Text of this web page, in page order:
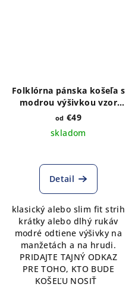
Folklórna pánska košeľa s
modrou výšivkou vzor
Kristián
od €49
skladom
hodnotenie
produktu
z
5
hviezdičiek.
Detail
klasický alebo slim fit strih
krátky alebo dlhý rukáv
modré odtiene výšivky na
manžetách a na hrudi.
PRIDAJTE TAJNÝ ODKAZ
PRE TOHO, KTO BUDE
KOŠEĽU NOSIŤ